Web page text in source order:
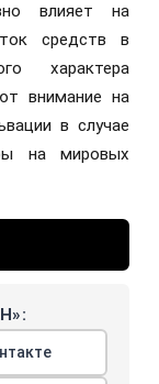
влияет на
средств в
характера
внимание на
в случае
на мировых